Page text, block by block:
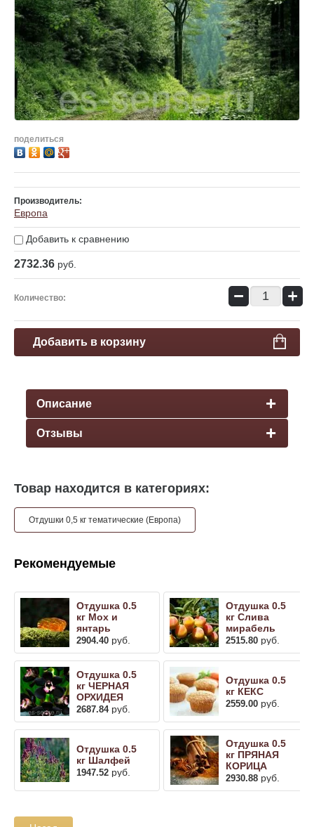
поделиться
Производитель:
Европа
Добавить к сравнению
2732.36 руб.
Количество: − +
Добавить в корзину
Описание
Отзывы
Товар находится в категориях:
Отдушки 0,5 кг тематические (Европа)
Рекомендуемые
Отдушка 0.5
кг Мох и
янтарь
2904.40 руб.
Отдушка 0.5
кг Слива
мирабель
2515.80 руб.
Отдушка 0.5
кг ЧЕРНАЯ
ОРХИДЕЯ
2687.84 руб.
Отдушка 0.5
кг КЕКС
2559.00 руб.
Отдушка 0.5
кг Шалфей
1947.52 руб.
Отдушка 0.5
кг ПРЯНАЯ
КОРИЦА
2930.88 руб.